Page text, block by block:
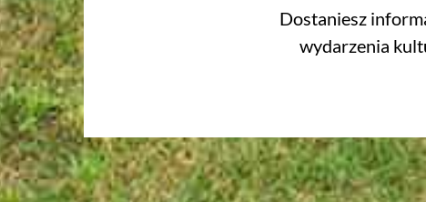
Dostaniesz
wydarzenia